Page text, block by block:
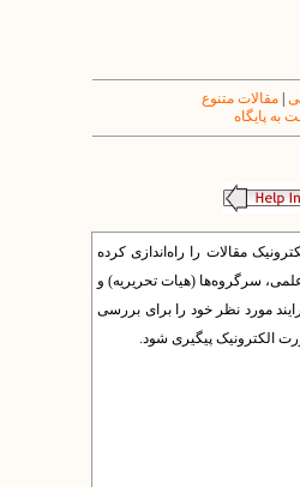
|مقالات متنوع
به پایگاه
مقالات را راه‌اندازی کرده
علمی، سرگروه‌ها (هیات تحریریه) و
مورد نظر خود را برای بررسی
الکترونیک پیگیری شود.